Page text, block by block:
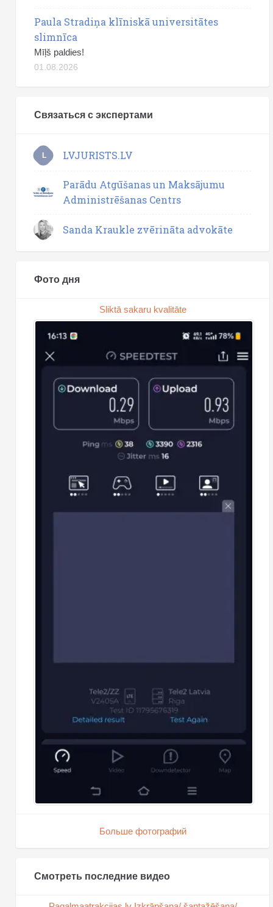
Paula Stradiņa klīniskā universitātes
slimnīca
Mīļš paldies!
01.08.2026
Связаться с экспертами
L LVJURISTS.LV
Parādu Atgūšanas un Maksājumu
Administrēšanas Centrs
Sanda Kraukle zvērināta advokāte
Фото дня
Sliktā sakaru kvalitāte
Больше фотографий
Смотреть последние видео